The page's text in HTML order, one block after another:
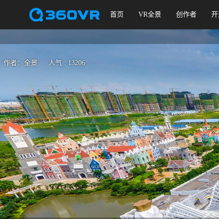
首页 VR全景 创作者